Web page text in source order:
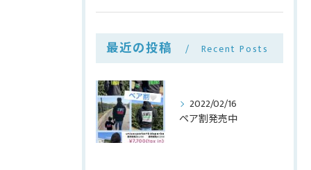
最近の投稿 Recent Posts
2022/02/16
ペア割発売中